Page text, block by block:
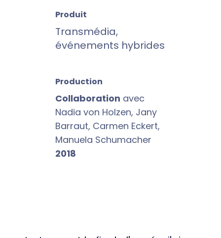
Produit
Transmédia,
événements hybrides
Production
Collaboration avec
Nadia von Holzen, Jany
Barraut, Carmen Eckert,
Manuela Schumacher
2018